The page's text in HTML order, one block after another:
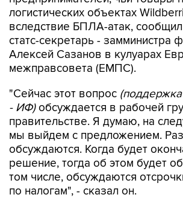
логистических объектах
вследствие БПЛА-атак,
статс-секретарь - замминистра
Алексей Сазанов в кулуарах
межправсовета (ЕМПС).
"Сейчас этот вопрос
- ИФ)обсуждается в рабочей
правительстве. Я думаю, на
мы выйдем с предложением.
обсуждаются. Когда будет
решение, тогда об этом будет
том числе, обсуждаются
по налогам", - сказал он.